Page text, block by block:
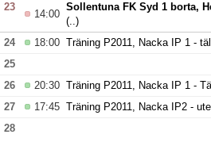
23
14:00
Sollentuna FK Syd 1 borta,
(..)
24 18:00 Träning P2011, Nacka IP 1 -
25
26
20:30 Träning P2011, Nacka IP 1 -
27
17:45 Träning P2011, Nacka IP2 -
28